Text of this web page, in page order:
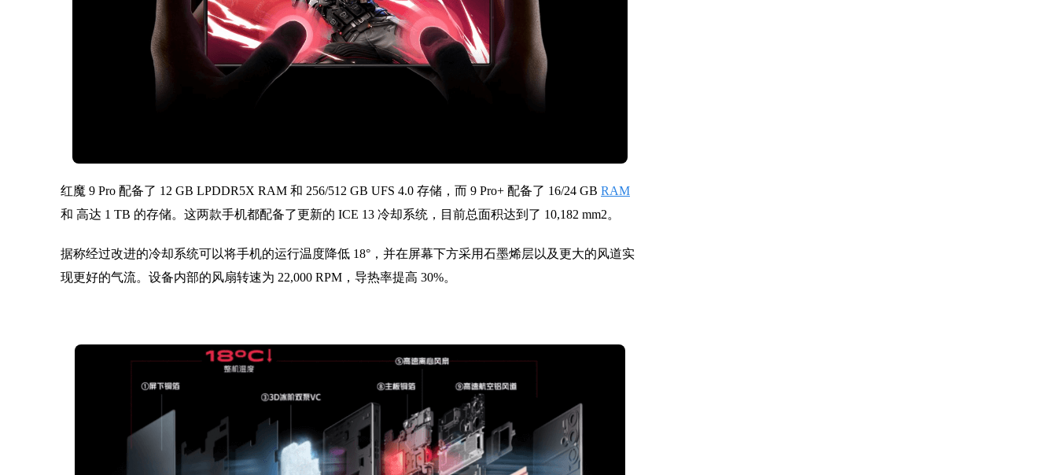
红魔 9 Pro 配备了 12 GB LPDDR5X RAM 和 256/512 GB UFS 4.0 存储，而 9 Pro+ 配备了 16/24 GB RAM
和 高达 1 TB 的存储。这两款手机都配备了更新的 ICE 13 冷却系统，目前总面积达到了 10,182 mm2。
据称经过改进的冷却系统可以将手机的运行温度降低 18°，并在屏幕下方采用石墨烯层以及更大的风道实
现更好的气流。设备内部的风扇转速为 22,000 RPM，导热率提高 30%。